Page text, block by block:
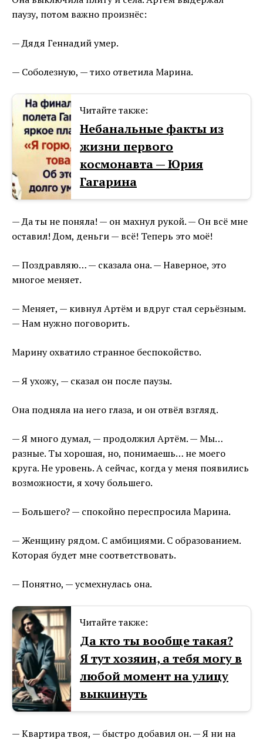
паузу, потом важно произнёс:
— Дядя Геннадий умер.
— Соболезную, — тихо ответила Марина.
Читайте также:
Небанальные факты из
жизни первого
космонавта — Юрия
Гагарина
— Да ты не поняла! — он махнул рукой. — Он всё мне
оставил! Дом, деньги — всё! Теперь это моё!
— Поздравляю… — сказала она. — Наверное, это
многое меняет.
— Меняет, — кивнул Артём и вдруг стал серьёзным.
— Нам нужно поговорить.
Марину охватило странное беспокойство.
— Я ухожу, — сказал он после паузы.
Она подняла на него глаза, и он отвёл взгляд.
— Я много думал, — продолжил Артём. — Мы…
разные. Ты хорошая, но, понимаешь… не моего
круга. Не уровень. А сейчас, когда у меня появились
возможности, я хочу большего.
— Большего? — спокойно переспросила Марина.
— Женщину рядом. С амбициями. С образованием.
Которая будет мне соответствовать.
— Понятно, — усмехнулась она.
Читайте также:
Да кто ты вообще такая?
Я тут хозяин, а тебя могу в
любой момент на улицу
выкuинуть
— Квартира твоя, — быстро добавил он. — Я ни на